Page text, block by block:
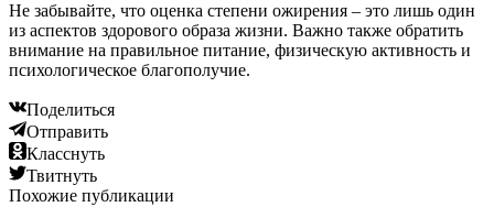
Не забывайте, что оценка степени ожирения – это лишь один
из аспектов здорового образа жизни. Важно также обратить
внимание на правильное питание, физическую активность и
психологическое благополучие.
Поделиться
Отправить
Класснуть
Твитнуть
Похожие публикации